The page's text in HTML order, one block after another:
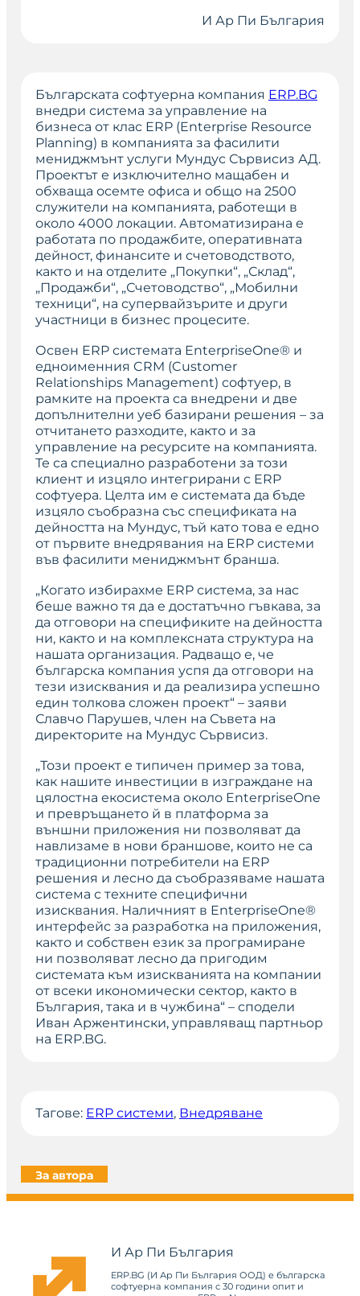
И Ар Пи България
Българската софтуерна компания ERP.BG
внедри система за управление на
бизнеса от клас ERP (Enterprise Resource
Planning) в компанията за фасилити
мениджмънт услуги Мундус Сървисиз АД.
Проектът е изключително мащабен и
обхваща осемте офиса и общо на 2500
служители на компанията, работещи в
около 4000 локации. Автоматизирана е
работата по продажбите, оперативната
дейност, финансите и счетоводството,
както и на отделите „Покупки“, „Склад“,
„Продажби“, „Счетоводство“, „Мобилни
техници“, на супервайзърите и други
участници в бизнес процесите.
Освен ERP системата EnterpriseOne® и
едноименния CRM (Customer
Relationships Management) софтуер, в
рамките на проекта са внедрени и две
допълнителни уеб базирани решения – за
отчитането разходите, както и за
управление на ресурсите на компанията.
Те са специално разработени за този
клиент и изцяло интегрирани с ERP
софтуера. Целта им е системата да бъде
изцяло съобразна със спецификата на
дейността на Мундус, тъй като това е едно
от първите внедрявания на ERP системи
във фасилити мениджмънт бранша.
„Когато избирахме ERP система, за нас
беше важно тя да е достатъчно гъвкава, за
да отговори на спецификите на дейността
ни, както и на комплексната структура на
нашата организация. Радващо е, че
българска компания успя да отговори на
тези изисквания и да реализира успешно
един толкова сложен проект“ – заяви
Славчо Парушев, член на Съвета на
директорите на Мундус Сървисиз.
„Този проект е типичен пример за това,
как нашите инвестиции в изграждане на
цялостна екосистема около EnterpriseOne
и превръщането й в платформа за
външни приложения ни позволяват да
навлизаме в нови браншове, които не са
традиционни потребители на ERP
решения и лесно да съобразяваме нашата
система с техните специфични
изисквания. Наличният в EnterpriseOne®
интерфейс за разработка на приложения,
както и собствен език за програмиране
ни позволяват лесно да пригодим
системата към изискванията на компании
от всеки икономически сектор, както в
България, така и в чужбина“ – сподели
Иван Аржентински, управляващ партньор
на ERP.BG.
Тагове: ERP системи, Внедряване
За автора
И Ар Пи България
ERP.BG (И Ар Пи България ООД) е българска
софтуерна компания с 30 години опит и